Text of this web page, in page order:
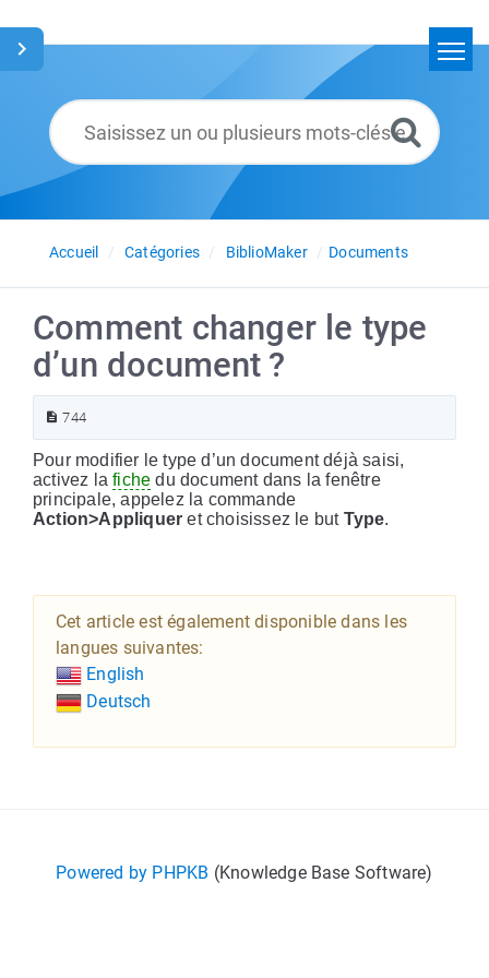
Glossaire
Français
Accueil
Catégories BiblioMaker Documents
Comment changer le type
d’un document ?
744
Pour modifier le type d’un document déjà saisi,
activez lafiche du document dans la fenêtre
principale, appelez la commande
Action>Appliquer et choisissez le but Type.
Cet article est également disponible dans les
langues suivantes:
English
Deutsch
Powered by PHPKB (Knowledge Base Software)